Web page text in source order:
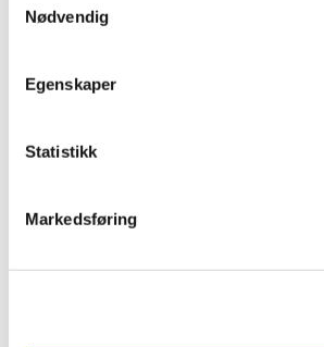
Nødvendig
Egenskaper
Statistikk
Markedsføring
Udahl.